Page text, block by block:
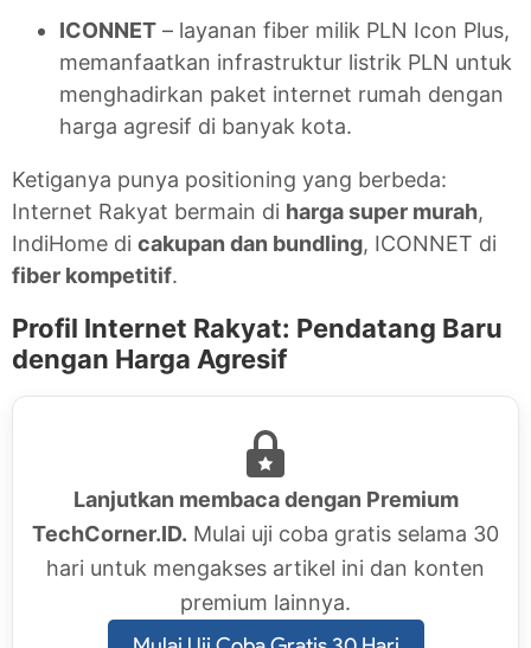
ICONNET – layanan fiber milik PLN Icon Plus,
memanfaatkan infrastruktur listrik PLN untuk
menghadirkan paket internet rumah dengan
harga agresif di banyak kota.
Ketiganya punya positioning yang berbeda:
Internet Rakyat bermain di harga super murah,
IndiHome di cakupan dan bundling, ICONNET di
fiber kompetitif.
Profil Internet Rakyat: Pendatang Baru
dengan Harga Agresif
Lanjutkan membaca dengan Premium
TechCorner.ID. Mulai uji coba gratis selama 30
hari untuk mengakses artikel ini dan konten
premium lainnya.